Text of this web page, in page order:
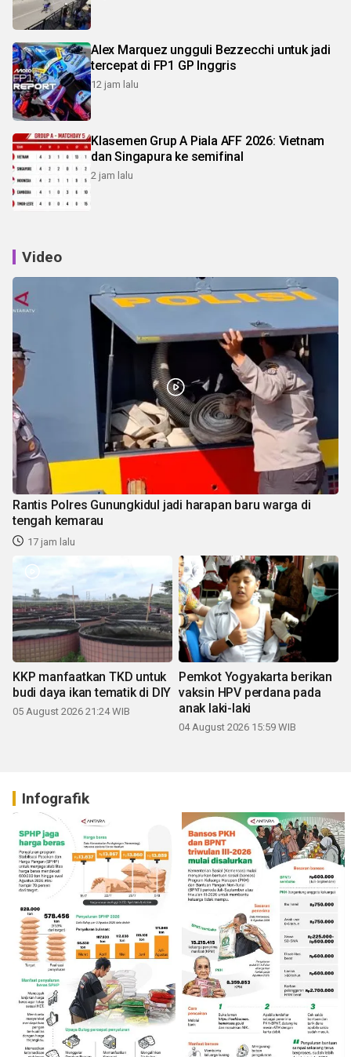
Alex Marquez ungguli Bezzecchi untuk jadi
tercepat di FP1 GP Inggris
12 jam lalu
Klasemen Grup A Piala AFF 2026: Vietnam
dan Singapura ke semifinal
2 jam lalu
Video
Rantis Polres Gunungkidul jadi harapan baru warga di
tengah kemarau
17 jam lalu
KKP manfaatkan TKD untuk
budi daya ikan tematik di DIY
05 August 2026 21:24 WIB
Pemkot Yogyakarta berikan
vaksin HPV perdana pada
anak laki-laki
04 August 2026 15:59 WIB
Infografik